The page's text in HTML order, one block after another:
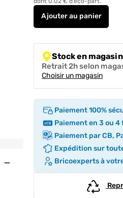
Ajouterau panier
Stock en magasin
Retrait 2h selon
Choisir un magasin
Paiement 100%
Paiement en 3 ou 4
Paiement par CB,
Expédition sur
Bricoexperts à
Ouvert